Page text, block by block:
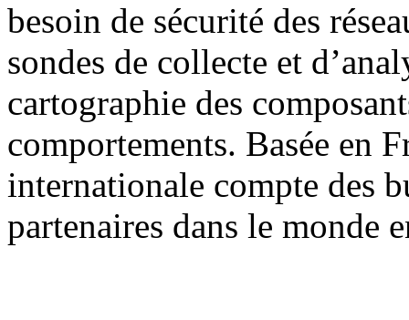
besoin de sécurité des
sondes de collecte et
cartographie des
comportements. Basée en
internationale compte des
partenaires dans le monde